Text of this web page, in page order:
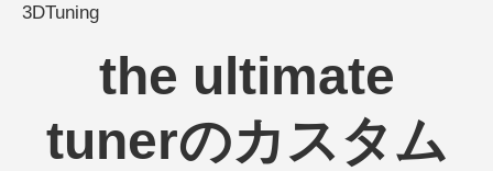
3DTuning
the ultimate
tunerのカスタム